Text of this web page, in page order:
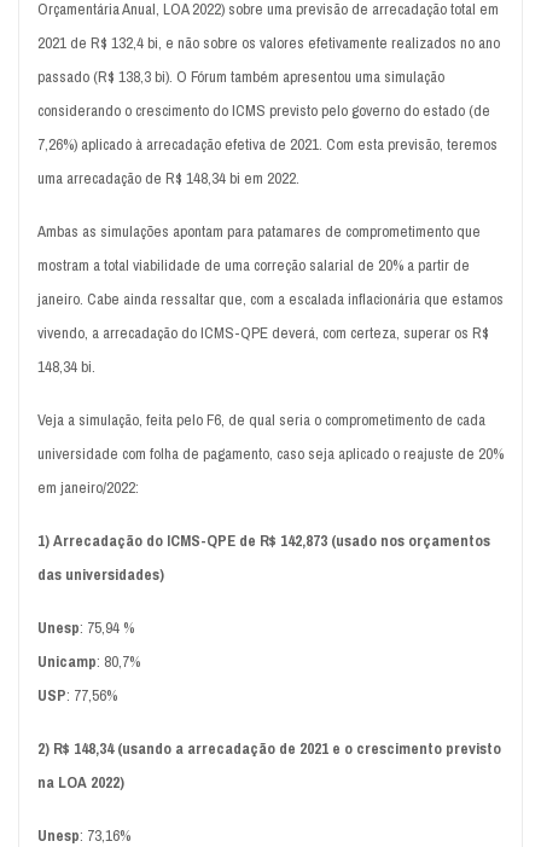
Orçamentária Anual, LOA 2022) sobre uma previsão de arrecadação total em
2021 de R$ 132,4 bi, e não sobre os valores efetivamente realizados no ano
passado (R$ 138,3 bi). O Fórum também apresentou uma simulação
considerando o crescimento do ICMS previsto pelo governo do estado (de
7,26%) aplicado à arrecadação efetiva de 2021. Com esta previsão, teremos
uma arrecadação de R$ 148,34 bi em 2022.
Ambas as simulações apontam para patamares de comprometimento que
mostram a total viabilidade de uma correção salarial de 20% a partir de
janeiro. Cabe ainda ressaltar que, com a escalada inflacionária que estamos
vivendo, a arrecadação do ICMS-QPE deverá, com certeza, superar os R$
148,34 bi.
Veja a simulação, feita pelo F6, de qual seria o comprometimento de cada
universidade com folha de pagamento, caso seja aplicado o reajuste de 20%
em janeiro/2022:
1) Arrecadação do ICMS-QPE de R$ 142,873 (usado nos orçamentos
das universidades)
Unesp: 75,94 %
Unicamp: 80,7%
USP: 77,56%
2) R$ 148,34 (usando a arrecadação de 2021 e o crescimento previsto
na LOA 2022)
Unesp: 73,16%